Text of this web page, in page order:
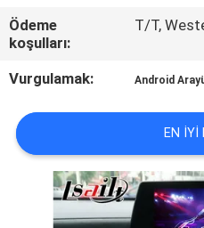
BIZIMLE
GEÇIN
HABERLER
VAKALAR
Ödeme
koşulları:
T/T,
Vurgulamak: Android
EN IYI